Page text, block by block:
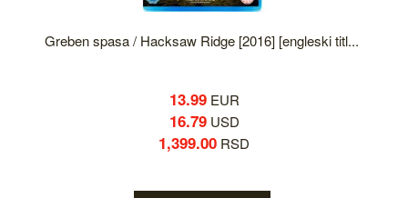
Greben spasa / Hacksaw Ridge [2016] [engleski titl...
13.99EUR
16.79USD
1,399.00 RSD